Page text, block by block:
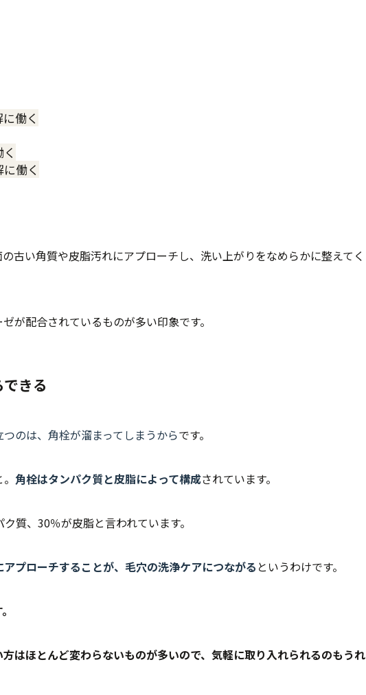
働く
働く
古い角質や皮脂汚れにアプローチし、洗い上がりをなめらかに整えてく
が配合されているものが多い印象です。
きる
のは、角栓が溜まってしまうからです。
角栓はタンパク質と皮脂によって構成されています。
質、30％が皮脂と言われています。
プローチすることが、毛穴の洗浄ケアにつながる というわけです。
はほとんど変わらないものが多いので、気軽に取り入れられるのもうれ